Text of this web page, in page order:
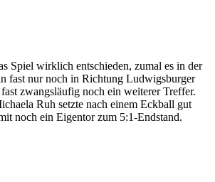
Spiel wirklich entschieden, zumal es in der
fast nur noch in Richtung Ludwigsburger
zwangsläufig noch ein weiterer Treffer.
Ruh setzte nach einem Eckball gut
noch ein Eigentor zum 5:1-Endstand.